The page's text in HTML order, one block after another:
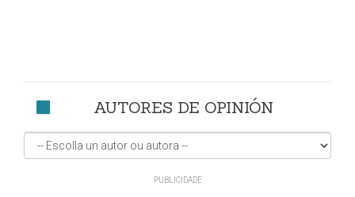
AUTORES DE OPINIÓN